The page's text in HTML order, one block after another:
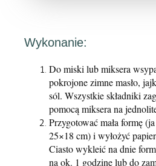
Wykonanie:
Do miski lub miksera
pokrojone zimne masło,
sól. Wszystkie składniki
pomocą miksera na
Przygotować mała formę
25×18 cm) i wyłożyć
Ciasto wykleić na dnie
na ok. 1 godzinę lub do